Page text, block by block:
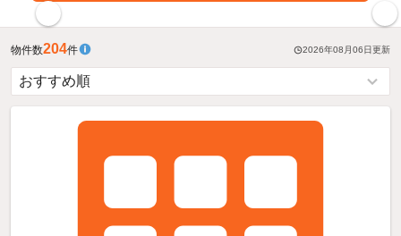
物件数204件 2026年08月06日更新